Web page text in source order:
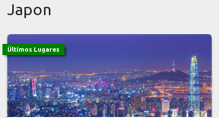
Japon
Últimos Lugares